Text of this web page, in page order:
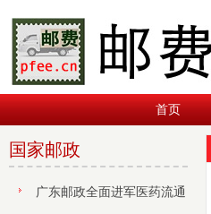
首页
国家邮政
广东邮政全面进军医药流通